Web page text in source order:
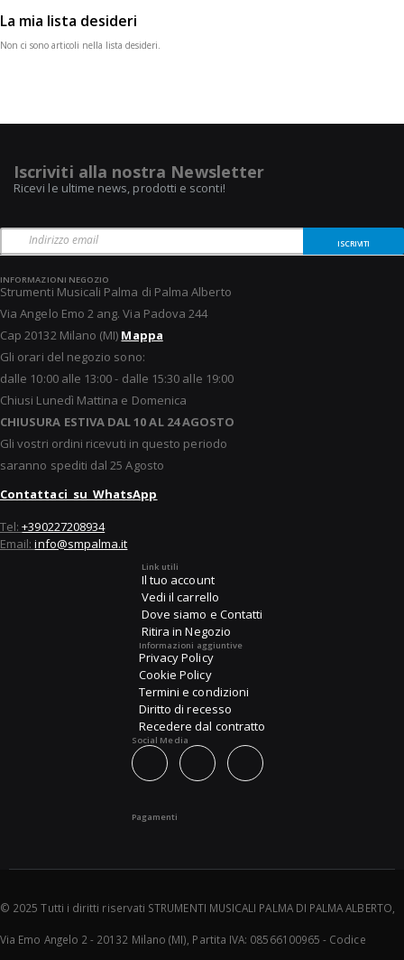
La mia lista desideri
Non ci sono articoli nella lista desideri.
Iscriviti alla nostra Newsletter
Ricevi le ultime news, prodotti e sconti!
ISCRIVITI
INFORMAZIONI NEGOZIO
Strumenti Musicali Palma di Palma Alberto
Via Angelo Emo 2 ang. Via Padova 244
Cap 20132 Milano (MI) Mappa
Gli orari del negozio sono:
dalle 10:00 alle 13:00 - dalle 15:30 alle 19:00
Chiusi Lunedì Mattina e Domenica
CHIUSURA ESTIVA DAL 10 AL 24 AGOSTO
Gli vostri ordini ricevuti in questo periodo
saranno spediti dal 25 Agosto
Contattaci su WhatsApp
Tel:+390227208934
Email:info@smpalma.it
Link utili
Il tuo account
Vedi il carrello
Dove siamo e Contatti
Ritira in Negozio
Informazioni aggiuntive
Privacy Policy
Cookie Policy
Termini e condizioni
Diritto di recesso
Recedere dal contratto
Social Media
Pagamenti
© 2025 Tutti i diritti riservati STRUMENTI MUSICALI PALMA DI PALMA ALBERTO,
Via Emo Angelo 2 - 20132 Milano (MI), Partita IVA: 08566100965 - Codice